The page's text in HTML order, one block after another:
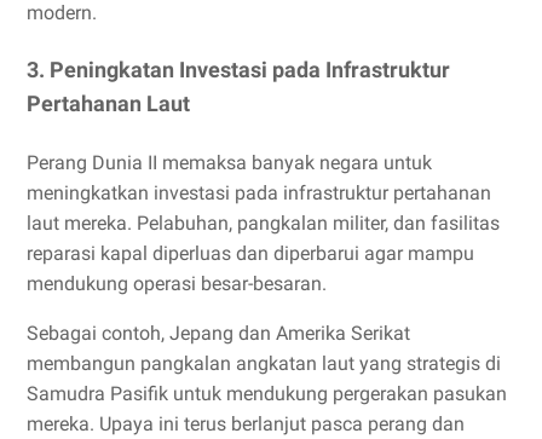
modern.
3. Peningkatan Investasi pada Infrastruktur
Pertahanan Laut
Perang Dunia II memaksa banyak negara untuk
meningkatkan investasi pada infrastruktur pertahanan
laut mereka. Pelabuhan, pangkalan militer, dan fasilitas
reparasi kapal diperluas dan diperbarui agar mampu
mendukung operasi besar-besaran.
Sebagai contoh, Jepang dan Amerika Serikat
membangun pangkalan angkatan laut yang strategis di
Samudra Pasifik untuk mendukung pergerakan pasukan
mereka. Upaya ini terus berlanjut pasca perang dan